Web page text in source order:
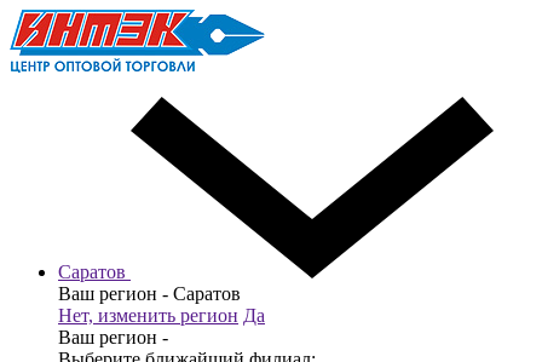
Саратов
Ваш регион - Саратов
Нет, изменить регион Да
Ваш регион -